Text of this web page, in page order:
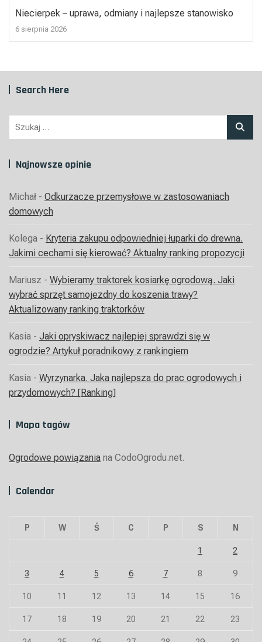
Niecierpek – uprawa, odmiany i najlepsze stanowisko
6 sierpnia 2026
Search Here
Szukaj:
Najnowsze opinie
Michał - Odkurzacze przemysłowe w zastosowaniach
domowych
Kolega - Kryteria zakupu odpowiedniej łuparki do drewna.
Jakimi cechami się kierować? Aktualny ranking propozycji
Mariusz - Wybieramy traktorek kosiarkę ogrodową. Jaki
wybrać sprzęt samojezdny do koszenia trawy?
Aktualizowany ranking traktorków
Kasia - Jaki opryskiwacz najlepiej sprawdzi się w
ogrodzie? Artykuł poradnikowy z rankingiem
Kasia - Wyrzynarka. Jaka najlepsza do prac ogrodowych i
przydomowych? [Ranking]
Mapa tagów
Ogrodowe powiązania na CodoOgrodu.net.
Calendar
P W Ś C P S N
1 2
3 4 5 6 7 8 9
10 11 12 13 14 15 16
17 18 19 20 21 22 23